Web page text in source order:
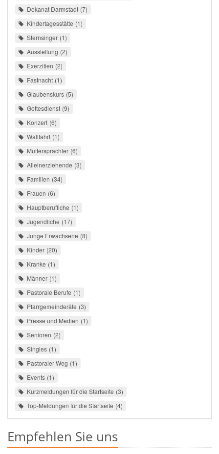
Dekanat Darmstadt 7
Kindertagesstätte 1
Sternsinger 1
Ausstellung 2
Exerzitien 2
Fastnacht 1
Glaubenskurs 5
Gottesdienst 9
Konzert 6
Wallfahrt 1
Muttersprachler 6
Alleinerziehende 3
Familien 34
Frauen 6
Hauptberufliche 1
Jugendliche 17
Junge Erwachsene 8
Kinder 20
Kranke 1
Männer 1
Pastorale Berufe 1
Pfarrgemeinderäte 3
Presse und Medien 1
Senioren 2
Singles 1
Pastoraler Weg 1
Events 1
Kurzmeldungen für die Startseite 3
Top-Meldungen für die Startseite 4
Empfehlen Sie uns